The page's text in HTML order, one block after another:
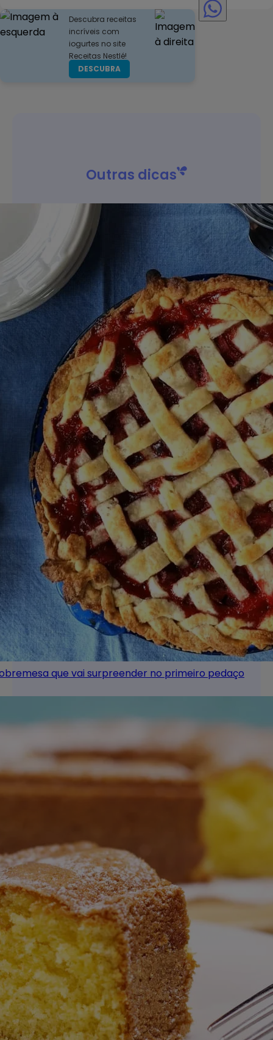
Descubra receitas
incríveis com
iogurtes no site
Receitas Nestlé!
DESCUBRA
Outras dicas
que vai surpreender no primeiro pedaço